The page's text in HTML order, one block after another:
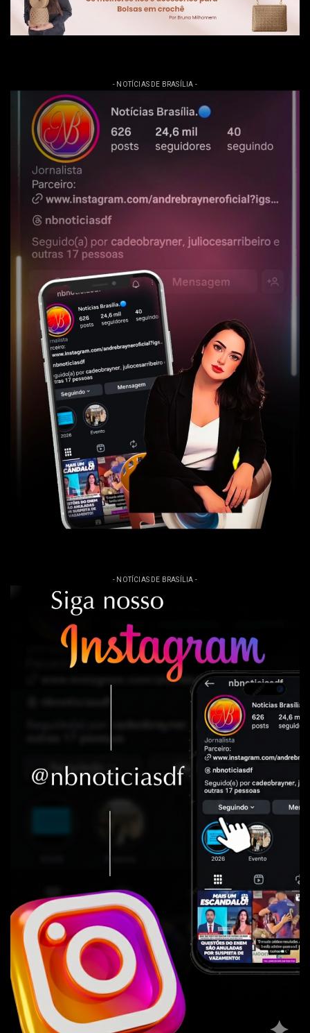
- NOTÍCIAS DE BRASÍLIA -
- NOTÍCIAS DE BRASÍLIA -